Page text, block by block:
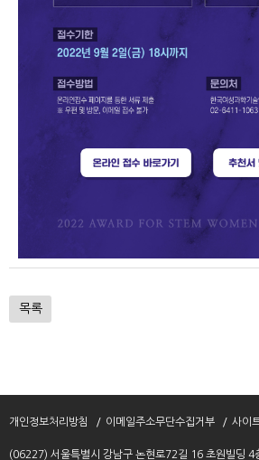
목록
개인정보처리방침 이메일주소무단수집거부 사이
(06227) 서울특별시 강남구 논현로72길 16 초원빌딩 4